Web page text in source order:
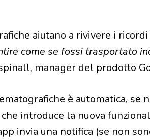
aiutano a rivivere i
come se fossi trasportato
manager del prodotto
è automatica, se
introduce la nuova
invia una notifica (se non